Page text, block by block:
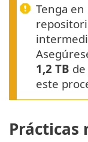
Tenga
1,2 TB
este
Prácticas